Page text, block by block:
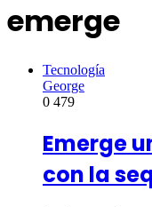
emerge
Tecnología
George
0 479
Emerge
con la